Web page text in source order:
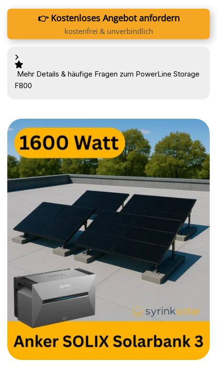
👉 Kostenloses Angebot anfordern
kostenfrei & unverbindlich
Mehr Details & häufige Fragen zum PowerLine Storage
F800